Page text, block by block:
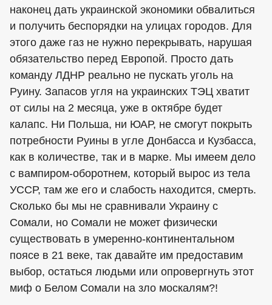
наконец дать украинской экономики обвалиться
и получить беспорядки на улицах городов. Для
этого даже газ не нужно перекрывать, нарушая
обязательство перед Европой. Просто дать
команду ЛДНР реально не пускать уголь на
Руину. Запасов угля на украинских ТЭЦ хватит
от силы на 2 месяца, уже в октябре будет
калапс. Ни Польша, ни ЮАР, не смогут покрыть
потребности Руины в угле Донбасса и Кузбасса,
как в количестве, так и в марке. Мы имеем дело
с вампиром-оборотнем, который вырос из тела
УССР, там же его и слабость находится, смерть.
Сколько бы мы не сравнивали Украину с
Сомали, но Сомали не может физически
существовать в умеренно-континентальном
поясе в 21 веке, так давайте им предоставим
выбор, остаться людьми или опровергнуть этот
миф о Белом Сомали на зло москалям?!